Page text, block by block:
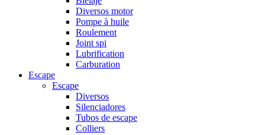
Diversos motor
Pompe à huile
Roulement
Joint spi
Lubrification
Carburation
Escape
Escape
Diversos
Silenciadores
Tubos de escape
Colliers